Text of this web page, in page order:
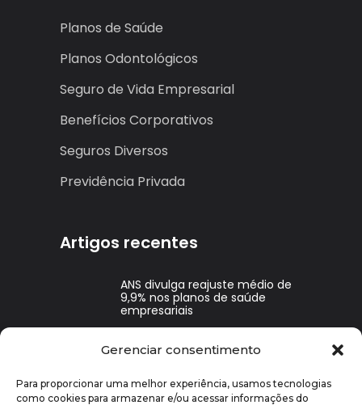
Gerenciar consentimento
Para proporcionar uma melhor experiência, usamos tecnologias
como cookies para armazenar e/ou acessar informações do
Planos de Saúde
Planos Odontológicos
Seguro de Vida Empresarial
Benefícios Corporativos
Seguros Diversos
Previdência Privada
Artigos recentes
ANS divulga reajuste médio de
9,9% nos planos de saúde
empresariais
Benefícios corporativos ajudam
desligamentos?